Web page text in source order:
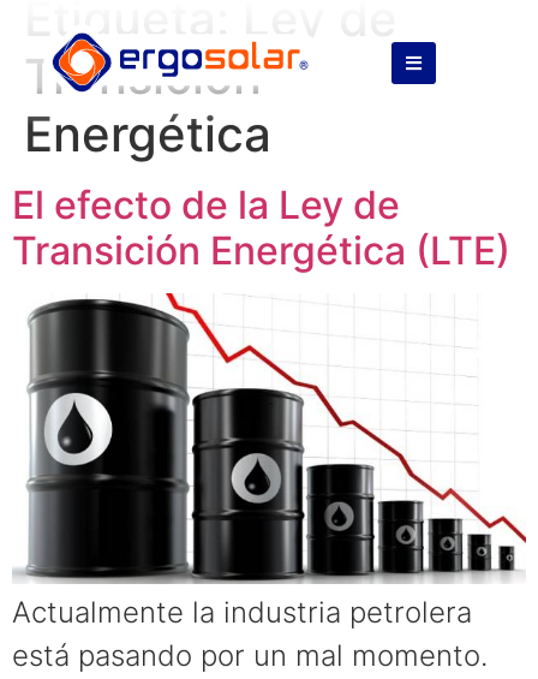
Etiqueta:
Transición
Energética
El efecto de la Ley de
Transición Energética (LTE)
Actualmente la industria petrolera
está pasando por un mal momento.